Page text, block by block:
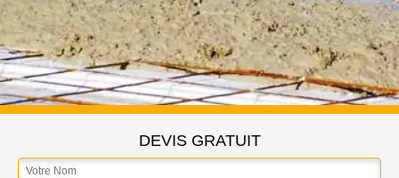
DEVIS GRATUIT